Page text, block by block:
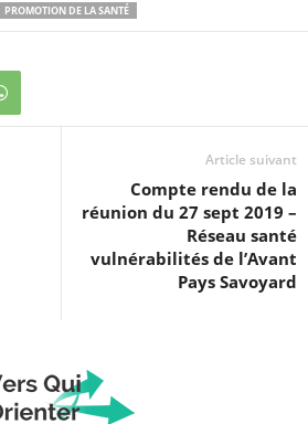
PROMOTION DE LA SANTÉ
Article suivant
Compte rendu de la
réunion du 27 sept 2019 –
Réseau santé
vulnérabilités de l’Avant
Pays Savoyard